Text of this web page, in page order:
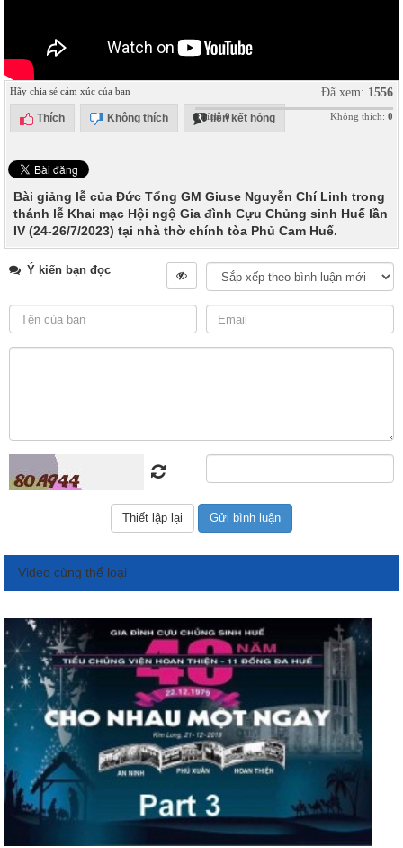
Hãy chia sẻ cảm xúc của bạn
Thích Không thích liên kết hỏng
Đã xem: 1556
Thích:0 Không thích: 0
Bài giảng lễ của Đức Tổng GM Giuse Nguyễn Chí Linh trong
thánh lễ Khai mạc Hội ngộ Gia đình Cựu Chủng sinh Huế lần
IV (24-26/7/2023) tại nhà thờ chính tòa Phủ Cam Huế.
Ý kiến bạn đọc
Video cùng thể loại